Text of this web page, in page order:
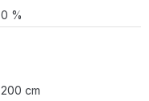
0 %
200 cm